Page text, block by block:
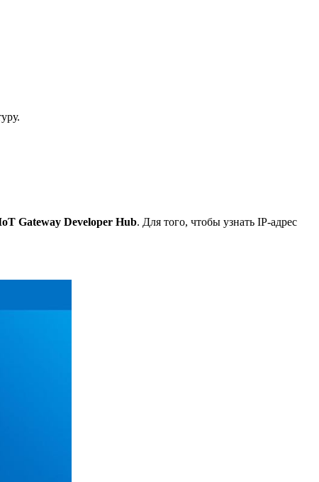
Gateway Developer Hub. Для того, чтобы узнать IP-адрес